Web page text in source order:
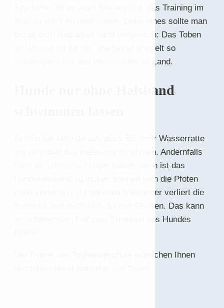
Sportarten ist es auch hier wichtig, das Training im
Wasser nicht zu übertreiben. Denn eines sollte man
bei all dem Badespaß nicht vergessen: Das Toben
im Wasser ist für den Vierbeiner doppelt so
anstrengend wie das Herumtollen an Land.
Hunde nur ohne Halsband
Achten Sie bitte darauf, dass Sie Ihrer Wasserratte
vor dem Bad das Halsband abnehmen. Andernfalls
kann es schlimme Folgen haben, denn ist das
Hundehalsband zu locker, können sich die Pfoten
darin verfangen. Ihr geliebter Vierbeiner verliert die
Kontrolle und dreht sich auf den Rücken. Das kann
im schlimmsten Fall zum Ertrinken des Hundes
Die Trainer der Tophundeschule wünschen Ihnen